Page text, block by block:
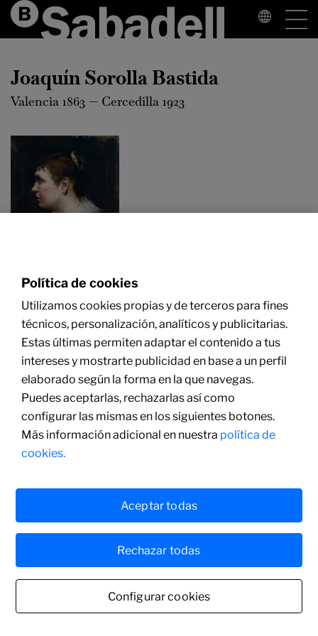
Joaquín Sorolla Bastida
Valencia 1863 — Cercedilla 1923
Joaquín Sorolla
Bastida
Cabeza de mujer
de perfil,1892
Óleo sobre lienzo
57,5 x 45,5 cm
Política de cookies
Utilizamos cookies propias y de terceros para fines
técnicos, personalización, analíticos y publicitarias.
Estas últimas permiten adaptar el contenido a tus
intereses y mostrarte publicidad en base a un perfil
elaborado según la forma en la que navegas.
Puedes aceptarlas, rechazarlas así como
configurar las mismas en los siguientes botones.
Más información adicional en nuestra política de
cookies.
Configurar cookies
Rechazar todas
Aceptar todas